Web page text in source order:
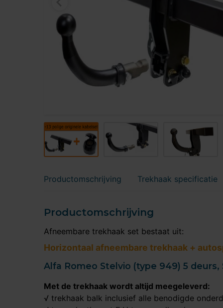
Productomschrijving Trekhaak specificatie
Productomschrijving
Afneembare trekhaak set bestaat uit:
Horizontaal afneembare trekhaak +
Alfa Romeo Stelvio (type 949) 5 deurs,
Met de trekhaak wordt altijd meegeleverd:
√ trekhaak balk inclusief alle benodigde